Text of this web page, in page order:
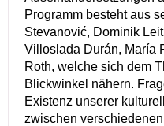
Programm besteht aus
Stevanović, Dominik
Villoslada Durán, María
Roth, welche sich dem
Blickwinkel nähern.
Existenz unserer
zwischen